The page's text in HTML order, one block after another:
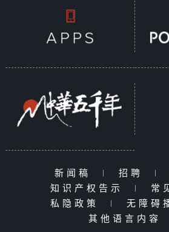
新闻稿 | 招聘 |
知识产权告示
| 常
私隐政策
| 无障碍
其他语言内容